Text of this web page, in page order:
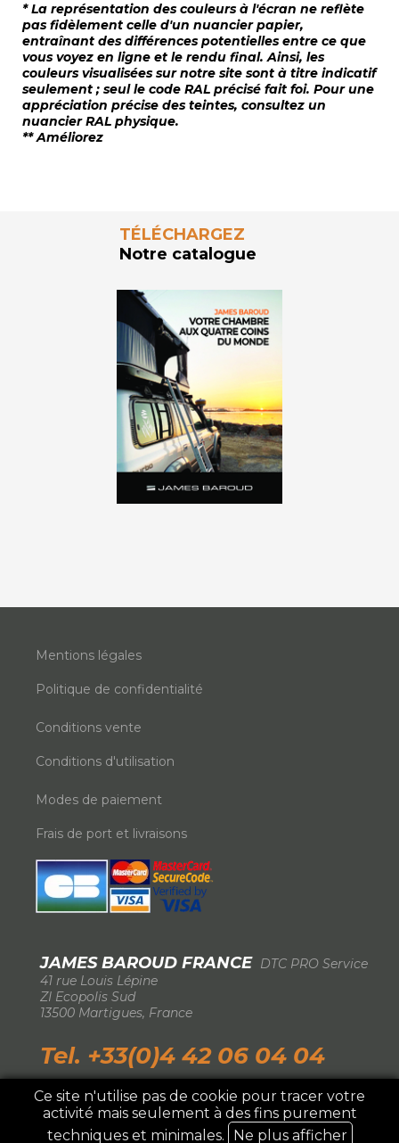
* La représentation des couleurs à l'écran ne reflète
pas fidèlement celle d'un nuancier papier,
entraînant des différences potentielles entre ce que
vous voyez en ligne et le rendu final. Ainsi, les
couleurs visualisées sur notre site sont à titre indicatif
seulement ; seul le code RAL précisé fait foi. Pour une
appréciation précise des teintes, consultez un
nuancier RAL physique.
** Améliorez
TÉLÉCHARGEZ
Notre catalogue
Mentions légales
Politique de confidentialité
Conditions vente
Conditions d'utilisation
Modes de paiement
Frais de port et livraisons
JAMES BAROUD FRANCE DTC PRO Service
-
41 rue Louis Lépine
-
ZI Ecopolis Sud
-13500 Martigues, France
Tel. +33(0)4 42 06 04 04
IMPORTATEUR EXCLUSIF FRANCE ©2026 DTC
Pro Service
Ce site n'utilise pas de cookie pour tracer votre
activité mais seulement à des fins purement
techniques et minimales.
Ne plus afficher